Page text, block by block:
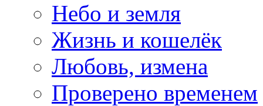
Небо и земля
Жизнь и кошелёк
Любовь, измена
Проверено временем